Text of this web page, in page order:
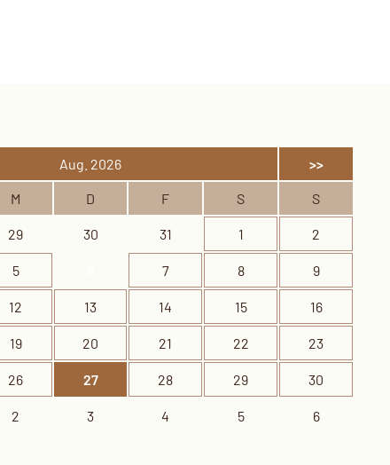
Aug. 2026 >>
M D F S S
29 30 31 1 2
5 7 8 9
12 13 14 15 16
19 20 21 22 23
26 27 28 29 30
2 3 4 5 6